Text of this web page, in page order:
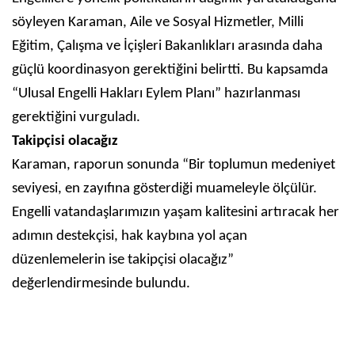
söyleyen Karaman, Aile ve Sosyal Hizmetler, Milli
Eğitim, Çalışma ve İçişleri Bakanlıkları arasında daha
güçlü koordinasyon gerektiğini belirtti. Bu kapsamda
“Ulusal Engelli Hakları Eylem Planı” hazırlanması
gerektiğini vurguladı.
Takipçisi olacağız
Karaman, raporun sonunda “Bir toplumun medeniyet
seviyesi, en zayıfına gösterdiği muameleyle ölçülür.
Engelli vatandaşlarımızın yaşam kalitesini artıracak her
adımın destekçisi, hak kaybına yol açan
düzenlemelerin ise takipçisi olacağız”
değerlendirmesinde bulundu.